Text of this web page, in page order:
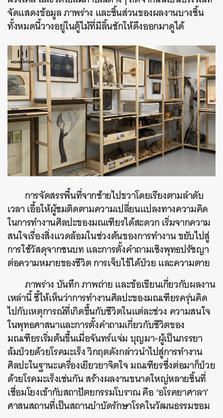
จัดแสดงข้อมูล ภาพร่าง และชิ้นส่วนของผลงานบางชิ้น
ทั้งหมดนี้วางอยู่ในตู้ไม้ที่มีลิ้นชักให้ดึงออกมาดูได้
การจัดสรรพื้นที่จากซ้ายไปขวาโดยเรียงตามลำดับ
เวลา เอื้อให้ผู้ชมติดตามความเปลี่ยนแปลงทางความคิด
ในการทำงานศิลปะของมณเฑียรได้สะดวก เริ่มจากความ
สนใจเรื่องสิ่งแวดล้อมในช่วงต้นของการทำงาน ขยับไปสู่
การใช้วัสดุจากชนบท และการตั้งคำถามเชิงพุทธปรัชญา
ต่อความหมายของชีวิต การเจ็บไข้ได้ป่วย และความตาย
ภาพร่าง บันทึก ภาพถ่าย และข้อเขียนเกี่ยวกับผลงาน
เหล่านี้ ชี้ให้เห็นว่าการทำงานศิลปะของมณเฑียรครุ่นคิด
ไปกับเหตุการณ์ที่เกิดขึ้นกับชีวิตในแต่ละช่วง ความสนใจ
ในพุทธศาสนาและการตั้งคำถามเกี่ยวกับชีวิตของ
มณเฑียรเริ่มต้นขึ้นเมื่อจันทร์แจ่ม บุญมา-ผู้เป็นภรรยา
ล้มป่วยด้วยโรคมะเร็ง วิกฤตดังกล่าวนำไปสู่การทำงาน
ศิลปะในฐานะเครื่องเยียวยาจิตใจ มณเฑียรซึ่งต่อมาก็ป่วย
ด้วยโรคมะเร็งเช่นกัน สร้างผลงานขนาดใหญ่หลายชิ้นที่
เชื่อมโยงเข้ากับสถาปัตยกรรมโบราณ คือ ‘อโรคยาศาลา’
ศาสนสถานที่เป็นสถานบำบัดรักษาโรคในวัฒนธรรมขอม
ค้นหา
SHARE TWEET LINE EMAIL